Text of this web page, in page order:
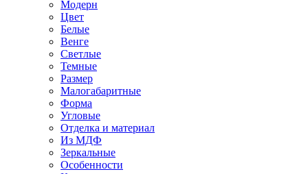
Модерн
Цвет
Белые
Венге
Светлые
Темные
Размер
Малогабаритные
Форма
Угловые
Отделка и материал
Из МДФ
Зеркальные
Особенности